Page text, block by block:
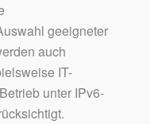
geeigneter
auch
IT-
unter IPv6-